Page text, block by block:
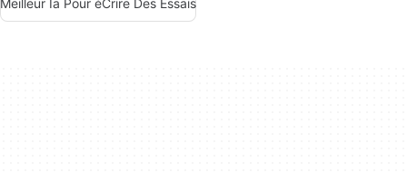
Meilleur Ia Pour éCrire Des Essais